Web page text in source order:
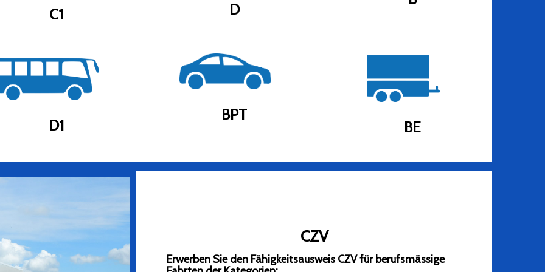
C1
D1
D
BPT
BE
CZV
Erwerben Sie den Fähigkeitsausweis CZV für berufsmässige